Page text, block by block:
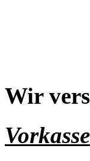
Wir
Vorkasse